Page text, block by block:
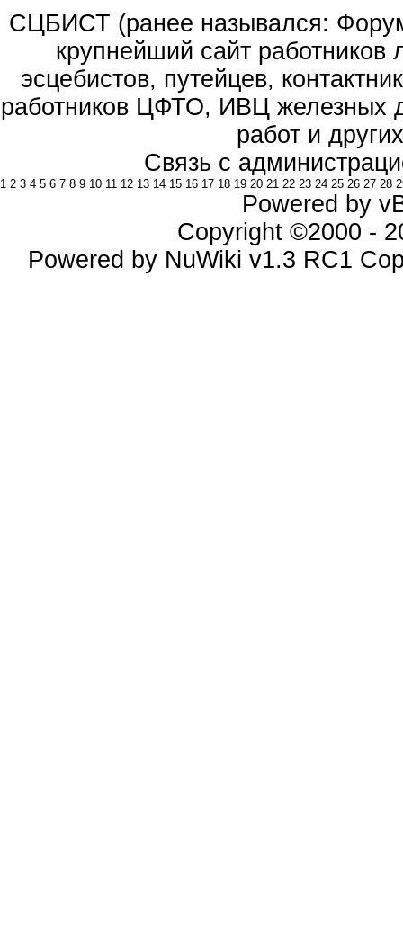
СЦБИСТ (ранее назывался:
крупнейший сайт работников
эсцебистов, путейцев,
работников ЦФТО, ИВЦ железных
работ и
Связь с
1 2 3 4 5 6 7 8 9 10 11 12 13 14 15 16 17 18 19 20 21 22 23 24 25 26 27 28
Powered by
Copyright ©2000 -
Powered by NuWiki v1.3 RC1